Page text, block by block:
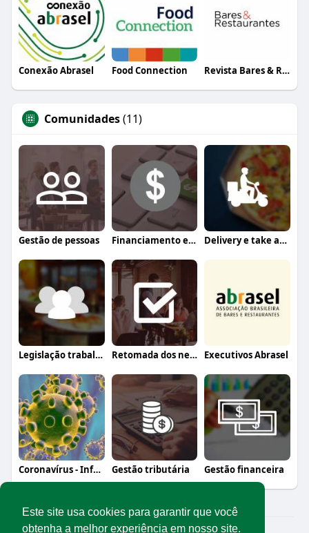
Este site usa cookies para garantir que você
obtenha a melhor experiência em nosso site.
Conexão Abrasel Food Connection Revista Bares & Restaurantes
Comunidades(11)
Gestão de pessoas Financiamento e crédito Delivery e take away
Legislação trabalhista Retomada dos negócios Executivos Abrasel
Coronavírus - Informação, orientação e a Gestão tributária Gestão financeira